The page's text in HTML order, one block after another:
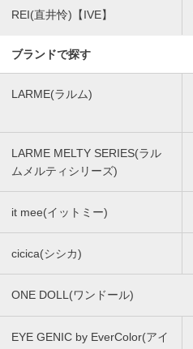
REI(直井怜)【IVE】
ブランドで探す
LARME(ラルム)
LARME MELTY SERIES(ラル
ムメルティシリーズ)
it mee(イットミー)
cicica(シシカ)
ONE DOLL(ワンドール)
EYE GENIC by EverColor(アイ